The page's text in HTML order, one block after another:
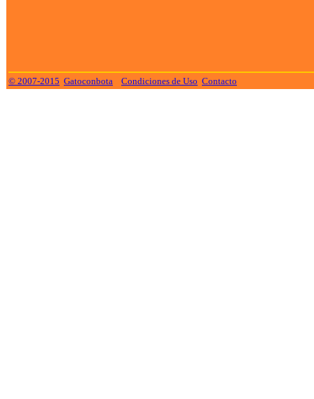
© 2007-2015 Gatoconbota Condiciones de Uso Contacto